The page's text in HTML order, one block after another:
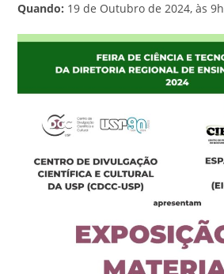
Quando: 19 de Outubro de 2024, às 9h